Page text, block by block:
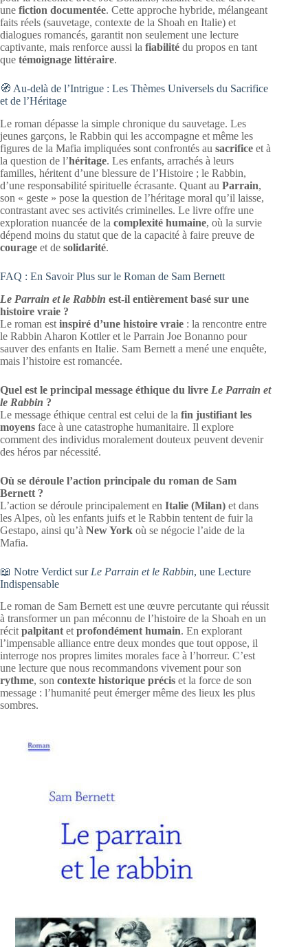
une fiction documentée. Cette approche hybride, mélangeant
faits réels (sauvetage, contexte de la Shoah en Italie) et
dialogues romancés, garantit non seulement une lecture
captivante, mais renforce aussi la fiabilité du propos en tant
que témoignage littéraire.
🧭 Au-delà de l’Intrigue : Les Thèmes Universels du Sacrifice
et de l’Héritage
Le roman dépasse la simple chronique du sauvetage. Les
jeunes garçons, le Rabbin qui les accompagne et même les
figures de la Mafia impliquées sont confrontés au sacrifice et à
la question de l’héritage. Les enfants, arrachés à leurs
familles, héritent d’une blessure de l’Histoire ; le Rabbin,
d’une responsabilité spirituelle écrasante. Quant au Parrain,
son « geste » pose la question de l’héritage moral qu’il laisse,
contrastant avec ses activités criminelles. Le livre offre une
exploration nuancée de la complexité humaine, où la survie
dépend moins du statut que de la capacité à faire preuve de
courage et de solidarité.
FAQ : En Savoir Plus sur le Roman de Sam Bernett
Le Parrain et le Rabbin est-il entièrement basé sur une
histoire vraie ?
Le roman est inspiré d’une histoire vraie : la rencontre entre
le Rabbin Aharon Kottler et le Parrain Joe Bonanno pour
sauver des enfants en Italie. Sam Bernett a mené une enquête,
mais l’histoire est romancée.
Quel est le principal message éthique du livre Le Parrain et
le Rabbin ?
Le message éthique central est celui de la fin justifiant les
moyens face à une catastrophe humanitaire. Il explore
comment des individus moralement douteux peuvent devenir
des héros par nécessité.
Où se déroule l’action principale du roman de Sam
Bernett ?
L’action se déroule principalement en Italie (Milan) et dans
les Alpes, où les enfants juifs et le Rabbin tentent de fuir la
Gestapo, ainsi qu’à New York où se négocie l’aide de la
Mafia.
📖 Notre Verdict sur Le Parrain et le Rabbin, une Lecture
Indispensable
Le roman de Sam Bernett est une œuvre percutante qui réussit
à transformer un pan méconnu de l’histoire de la Shoah en un
récit palpitant et profondément humain. En explorant
l’impensable alliance entre deux mondes que tout oppose, il
interroge nos propres limites morales face à l’horreur. C’est
une lecture que nous recommandons vivement pour son
rythme, son contexte historique précis et la force de son
message : l’humanité peut émerger même des lieux les plus
sombres.